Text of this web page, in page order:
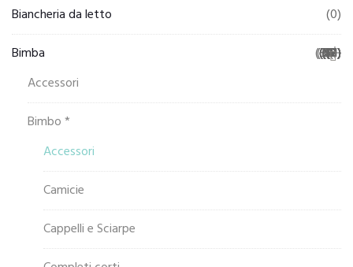
Biancheria da letto
(0)
Bimba
(581)
Accessori
(7)
Bimbo *
(193)
Accessori
(2)
Camicie
(2)
Cappelli e Sciarpe
(5)
(2)
(18)
(0)
(20)
(57)
(11)
(2)
(2)
(12)
(2)
(25)
(26)
(1)
(2)
(57)
(19)
(0)
(11)
(0)
(41)